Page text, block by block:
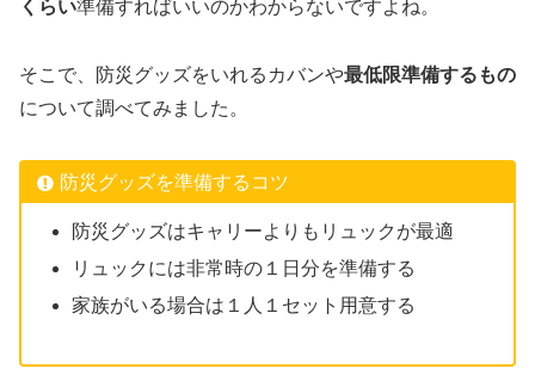
くらい準備すればいいのかわからないですよね。
そこで、防災グッズをいれるカバンや最低限準備するもの
について調べてみました。
防災グッズを準備するコツ
防災グッズはキャリーよりもリュックが最適
リュックには非常時の１日分を準備する
家族がいる場合は１人１セット用意する